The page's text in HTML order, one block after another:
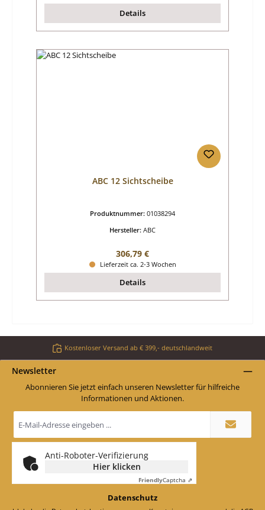
Details
ABC 12 Sichtscheibe
Produktnummer: 01038294
Hersteller: ABC
Regulärer Preis:
306,79 €
Lieferzeit ca. 2-3 Wochen
Details
Kostenloser Versand ab € 399,- deutschlandweit
Newsletter
Abonnieren Sie jetzt einfach unseren Newsletter für hilfreiche
Informationen und Aktionen.
Mail-
Adresse
*
Anti-Roboter-Verifizierung
Hier klicken
FriendlyCaptcha ⇗
Datenschutz